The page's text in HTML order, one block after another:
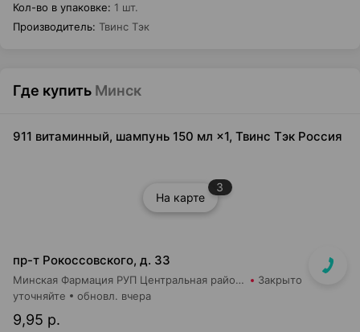
Кол-во в упаковке: 1 шт.
Производитель: Твинс Тэк
Где купить Минск
911 витаминный, шампунь 150 мл ×1, Твинс Тэк Россия
На карте
3
пр-т Рокоссовского, д. 33
Минская Фармация РУП Центральная районная аптека №182 Закрыто
9,95 р.
уточняйте обновл. вчера